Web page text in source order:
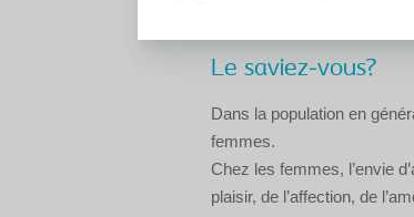
Le saviez-vous?
Dans la population en
femmes.
Chez les femmes, l’envie
plaisir, de l’affection, de